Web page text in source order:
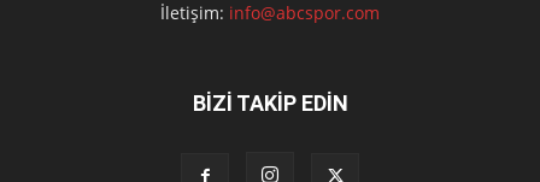
İletişim: info@abcspor.com
BİZİ TAKİP EDİN